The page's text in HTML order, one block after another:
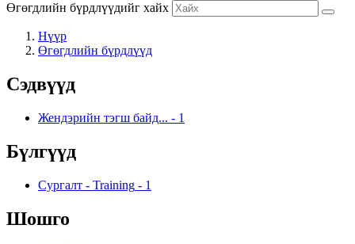
Өгөгдлийн бүрдлүүдийг хайх
Нүүр
Өгөгдлийн бүрдлүүд
Сэдвүүд
Жендэрийн тэгш байд... - 1
Бүлгүүд
Сургалт - Training - 1
Шошго